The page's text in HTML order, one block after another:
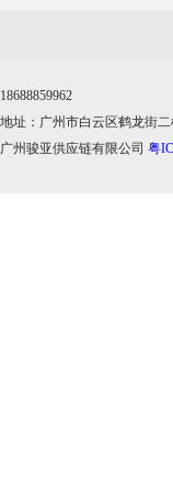
18688859962
地址：广州市白云区鹤龙街
广州骏亚供应链有限公司 粤